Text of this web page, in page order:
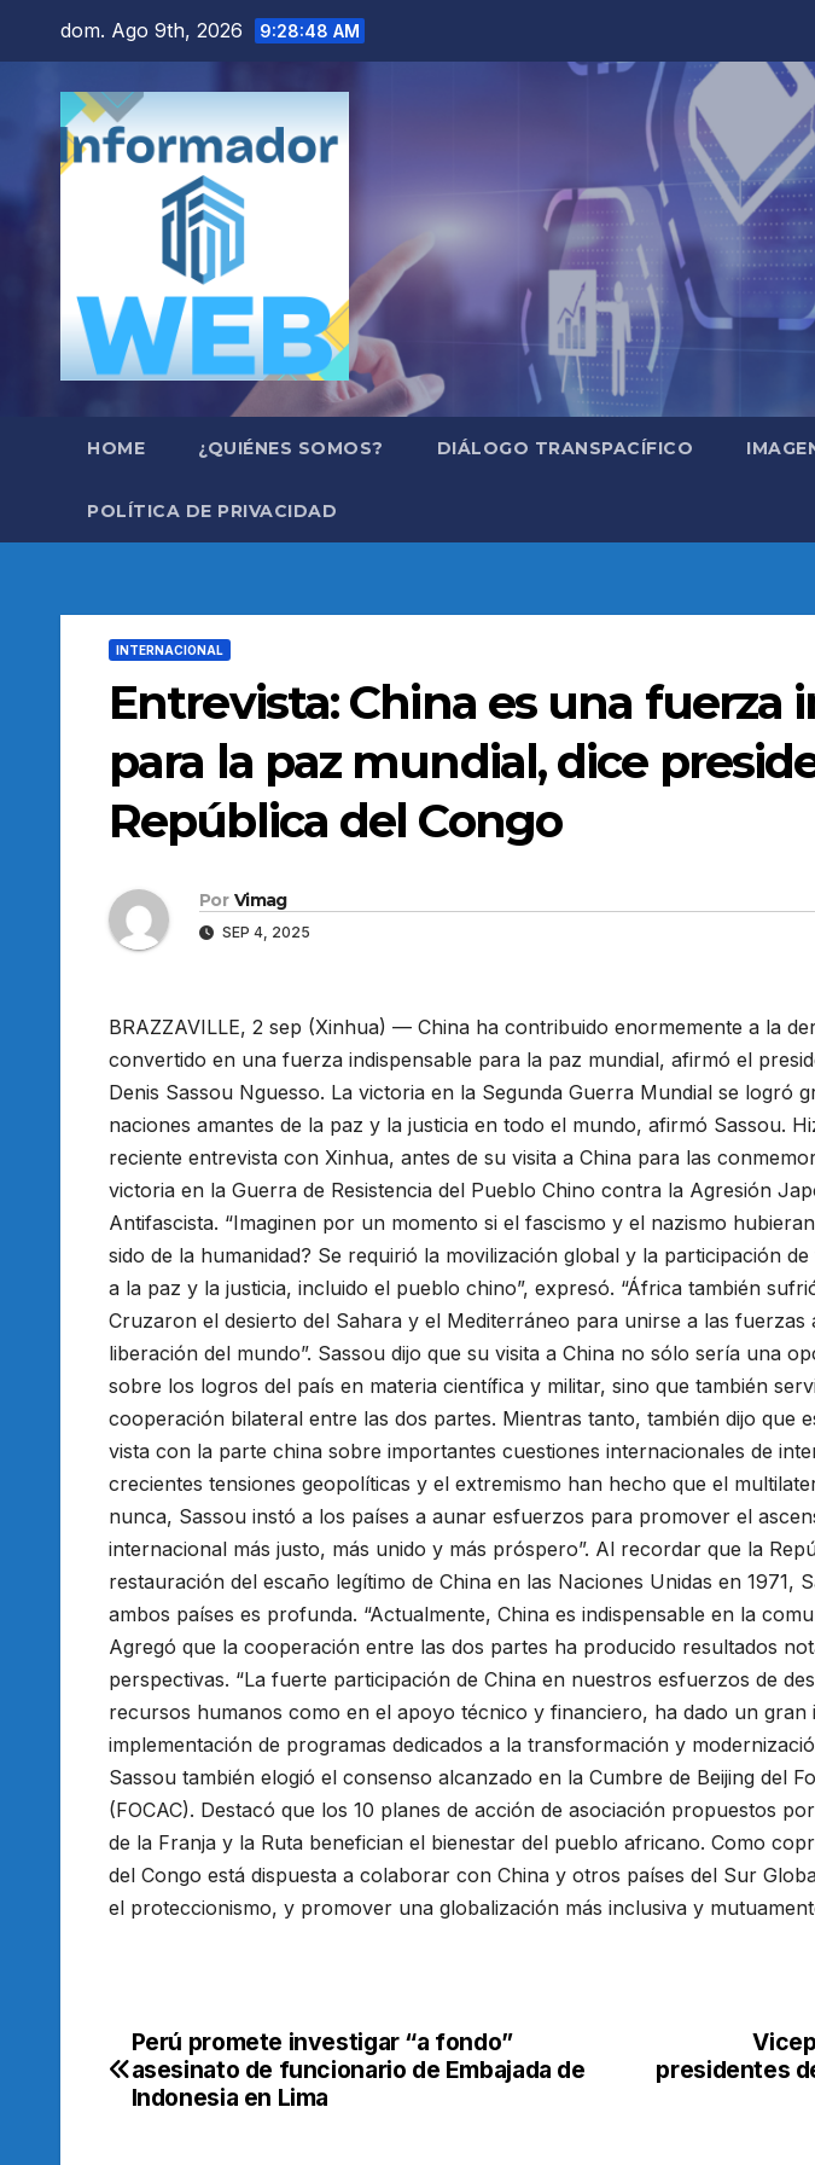
contenido
dom. Ago 9th, 2026 9:28:49 AM
HOME ¿QUIÉNES SOMOS? DIÁLOGO TRANSPACÍFICO
POLÍTICA DE PRIVACIDAD
INTERNACIONAL
Entrevista: China es una fuerza
para la paz mundial, dice
República del Congo
Por Vimag
SEP 4, 2025
BRAZZAVILLE, 2 sep (Xinhua) — China ha contribuido enormemente a la
convertido en una fuerza indispensable para la paz mundial, afirmó el
Denis Sassou Nguesso. La victoria en la Segunda Guerra Mundial se logró
naciones amantes de la paz y la justicia en todo el mundo, afirmó Sassou.
reciente entrevista con Xinhua, antes de su visita a China para las
victoria en la Guerra de Resistencia del Pueblo Chino contra la Agresión
Antifascista. “Imaginen por un momento si el fascismo y el nazismo
sido de la humanidad? Se requirió la movilización global y la participación
a la paz y la justicia, incluido el pueblo chino”, expresó. “África también
Cruzaron el desierto del Sahara y el Mediterráneo para unirse a las
liberación del mundo”. Sassou dijo que su visita a China no sólo sería una
sobre los logros del país en materia científica y militar, sino que también
cooperación bilateral entre las dos partes. Mientras tanto, también dijo que
vista con la parte china sobre importantes cuestiones internacionales de
crecientes tensiones geopolíticas y el extremismo han hecho que el
nunca, Sassou instó a los países a aunar esfuerzos para promover el
internacional más justo, más unido y más próspero”. Al recordar que la
restauración del escaño legítimo de China en las Naciones Unidas en 1971,
ambos países es profunda. “Actualmente, China es indispensable en la
Agregó que la cooperación entre las dos partes ha producido resultados
perspectivas. “La fuerte participación de China en nuestros esfuerzos de
recursos humanos como en el apoyo técnico y financiero, ha dado un gran
implementación de programas dedicados a la transformación y
Sassou también elogió el consenso alcanzado en la Cumbre de Beijing del
(FOCAC). Destacó que los 10 planes de acción de asociación propuestos
de la Franja y la Ruta benefician el bienestar del pueblo africano. Como
del Congo está dispuesta a colaborar con China y otros países del Sur
el proteccionismo, y promover una globalización más inclusiva y
Navegación
de
presidentes
Perú promete investigar “a fondo”
asesinato de funcionario de Embajada de
Indonesia en Lima